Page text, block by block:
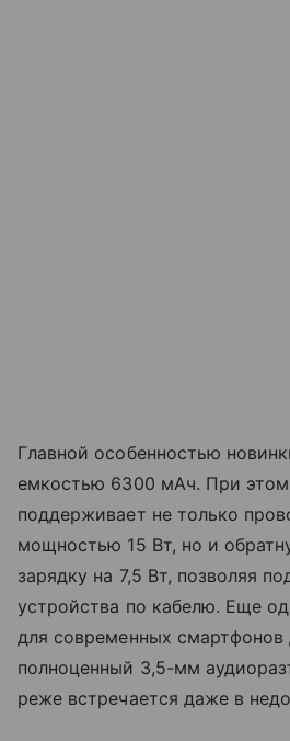
Главной особенностью
емкостью 6300 мАч. При
поддерживает не только
мощностью 15 Вт, но и
зарядку на 7,5 Вт, позволяя
устройства по кабелю. Еще
для современных смартфонов
полноценный 3,5-мм
реже встречается даже в